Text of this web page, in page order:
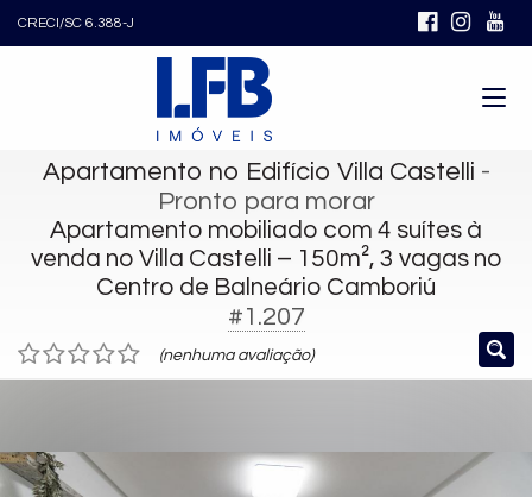
CRECI/SC 6.388-J
Apartamento no Edifício Villa Castelli -
Pronto para morar
Apartamento mobiliado com 4 suítes à
venda no Villa Castelli – 150m², 3 vagas no
Centro de Balneário Camboriú
#1.207
(nenhuma avaliação)